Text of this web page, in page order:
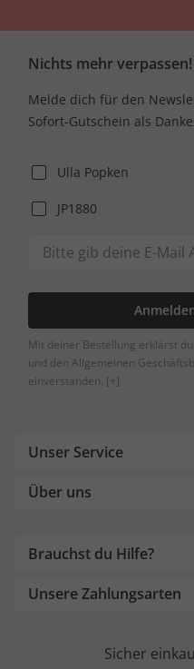
Nichts mehr verpassen!
Melde dich für den
Sofort-Gutschein als
Ulla Popken
JP1880
Mit deiner Bestellung erklärst
und den Allgemeinen
einverstanden. [+]
Unser Service
Über uns
Brauchst du Hilfe?
Unsere Zahlungsarten
Sicher